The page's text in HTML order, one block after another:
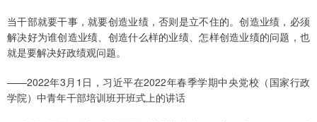
当干部就要干事，就要创造业绩，否则是立不住的。创造业绩，必须
解决好为谁创造业绩、创造什么样的业绩、怎样创造业绩的问题，也
就是要解决好政绩观问题。
——2022年3月1日，习近平在2022年春季学期中央党校（国家行政
学院）中青年干部培训班开班式上的讲话